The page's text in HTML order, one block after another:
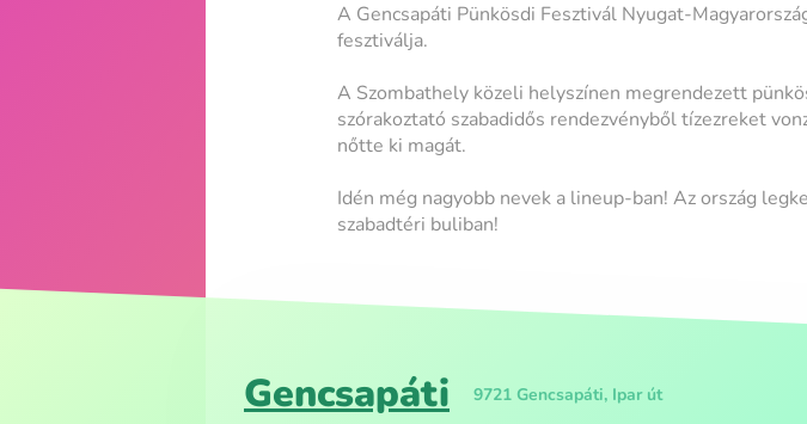
A Gencsapáti Pünkösdi Fesztivál Nyugat-
fesztiválja.
A Szombathely közeli helyszínen megrendezett
szórakoztató szabadidős rendezvényből tízezreket
nőtte ki magát.
Idén még nagyobb nevek a lineup-ban! Az ország
szabadtéri buliban!
Gencsapáti 9721 Gencsapáti, Ipar út